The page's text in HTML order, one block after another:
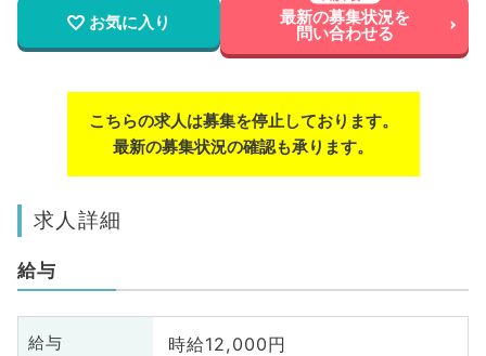
お気に入り 最新の募集状況を
問い合わせる
こちらの求人は募集を停止しております。
最新の募集状況の確認も承ります。
求人詳細
給与
給与 時給12,000円